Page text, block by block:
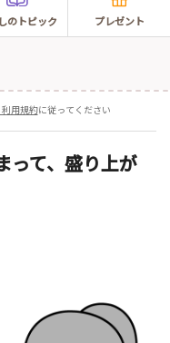
のトピック プレゼント
利用規約に従ってください
って、盛り上が